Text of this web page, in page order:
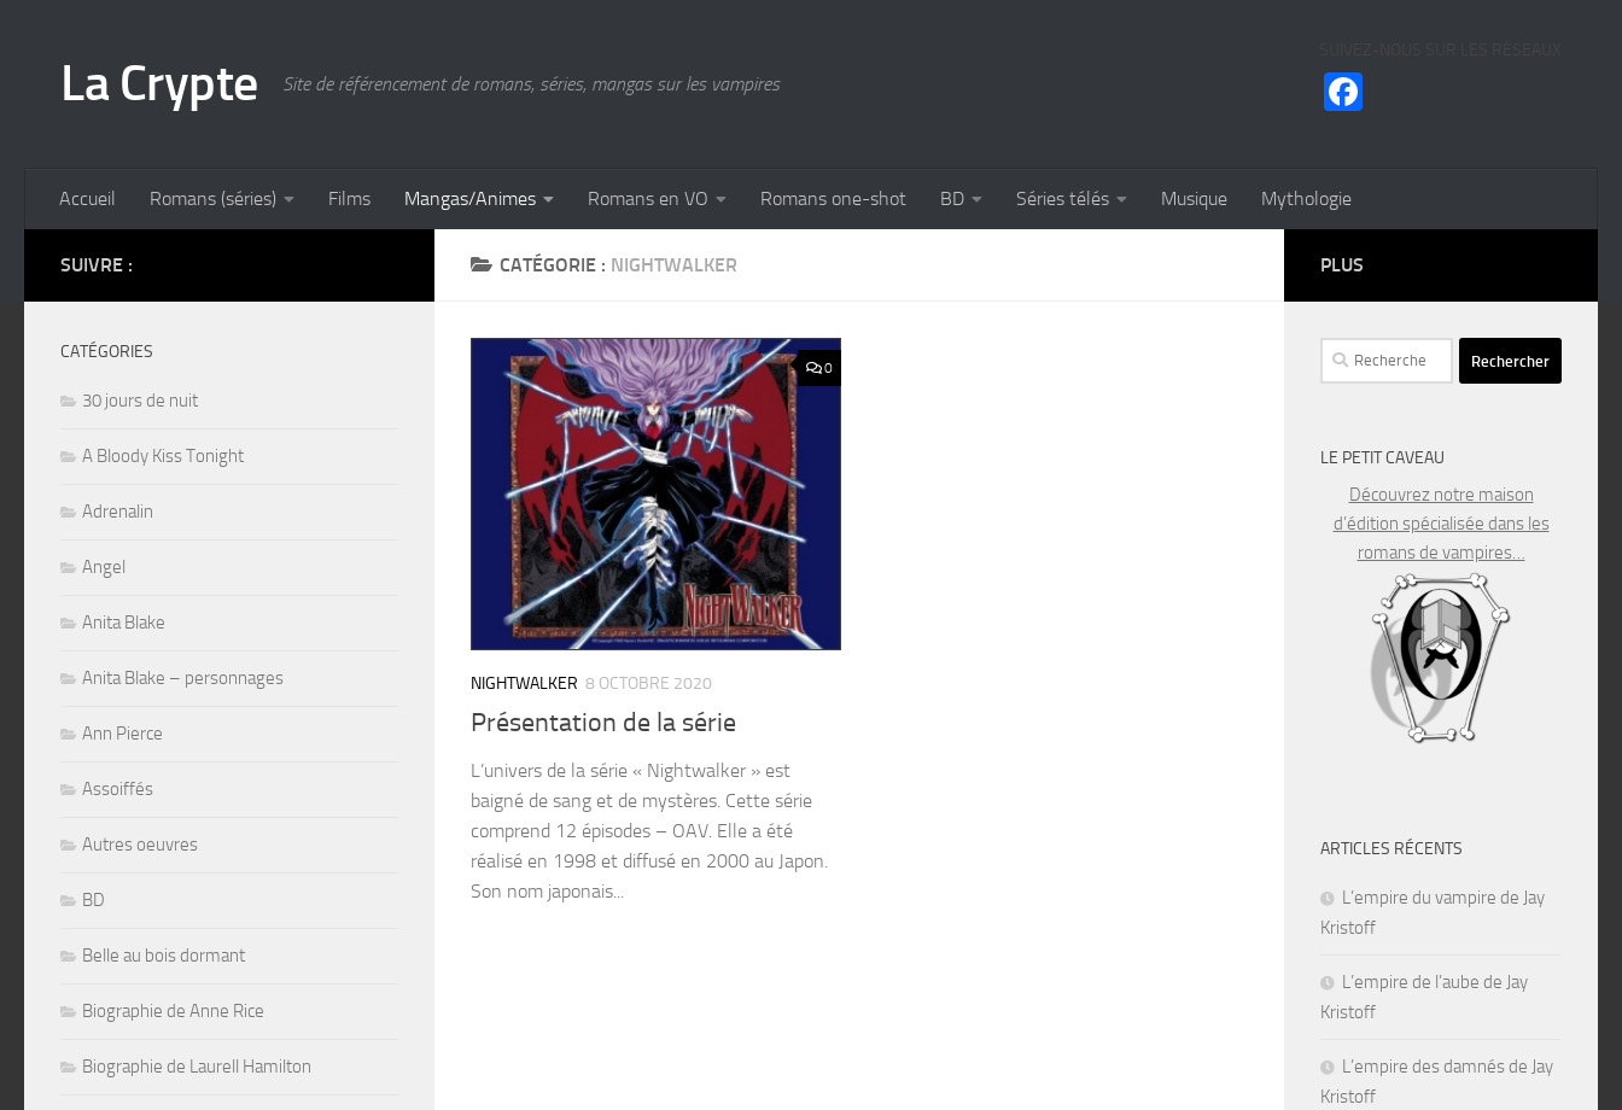
La Crypte Site de référencement de romans, séries, mangas sur les vampires
Accueil Romans (séries) Films Mangas/Animes Romans en VO Romans one-shot BD Séries télés Musique Mythologie
CATÉGORIE : NIGHTWALKER
0
NIGHTWALKER 8 OCTOBRE 2020
Présentation de la série
L’univers de la série « Nightwalker » est
baigné de sang et de mystères. Cette série
comprend 12 épisodes – OAV. Elle a été
réalisé en 1998 et diffusé en 2000 au Japon.
Son nom japonais...
SUIVRE :
CATÉGORIES
30 jours de nuit
A Bloody Kiss Tonight
Adrenalin
Angel
Anita Blake
Anita Blake – personnages
Ann Pierce
Assoiffés
Autres oeuvres
BD
Belle au bois dormant
Biographie de Anne Rice
Biographie de Laurell Hamilton
PLUS
Rechercher :
LE PETIT CAVEAU
Découvrez notre maison
d’édition spécialisée dans les
romans de vampires…
ARTICLES RÉCENTS
L’empire du vampire de Jay
Kristoff
L’empire de l’aube de Jay
Kristoff
L’empire des damnés de Jay
Kristoff